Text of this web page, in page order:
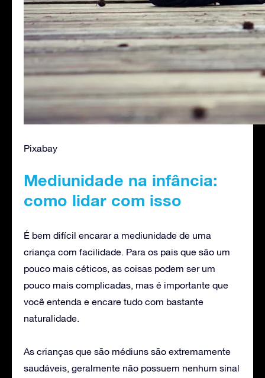
Pixabay
Mediunidade na infância:
como lidar com isso
É bem difícil encarar a mediunidade de uma
criança com facilidade. Para os pais que são um
pouco mais céticos, as coisas podem ser um
pouco mais complicadas, mas é importante que
você entenda e encare tudo com bastante
naturalidade.
As crianças que são médiuns são extremamente
saudáveis, geralmente não possuem nenhum sinal